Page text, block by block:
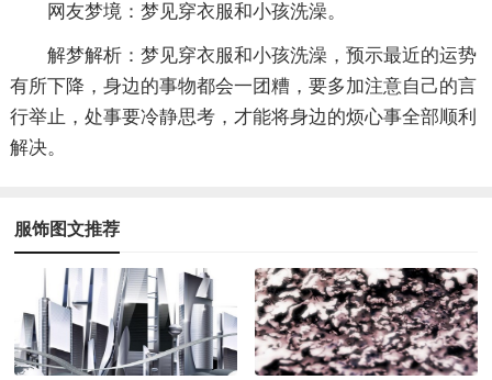
网友梦境：梦见穿衣服和小孩洗澡。
解梦解析：梦见穿衣服和小孩洗澡，预示最近的运势
有所下降，身边的事物都会一团糟，要多加注意自己的言
行举止，处事要冷静思考，才能将身边的烦心事全部顺利
解决。
服饰图文推荐